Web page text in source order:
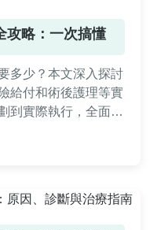
攻略：一次搞懂
多少？本文深入探討
給付和術後護理等實
到實際執行，全面掌